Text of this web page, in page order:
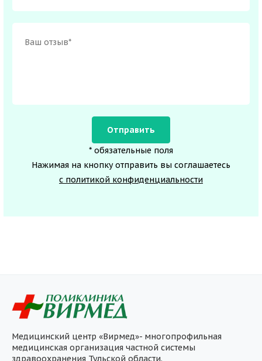
* обязательные поля
Нажимая на кнопку отправить вы соглашаетесь
с политикой конфиденциальности
Медицинский центр «Вирмед»- многопрофильная
медицинская организация частной системы
здравоохранения Тульской области.